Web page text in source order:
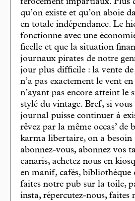
férocement impartiaux. Plus
qu’on existe et qu’on aboie
en totale indépendance. Le
fonctionne avec une
ficelle et que la situation
journaux pirates de notre
jour plus difficile : la vente
n’a pas exactement le vent
n’ayant pas encore atteint le
stylé du vintage. Bref, si vous
journal puisse continuer à
rêvez par la même occas’ de
karma libertaire, on a besoin
abonnez-vous, abonnez vos
canaris, achetez nous en
en manif, cafés, bibliothèque
faites notre pub sur la toile,
insta, répercutez-nous, faites